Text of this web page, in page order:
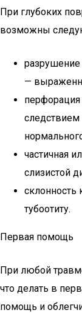
При глубоких
возможны
разрушение
—
перфорация
следствием
частичная
слизистой
склонность
тубоотиту.
Первая помощь
При любой
что делать в
помощь и